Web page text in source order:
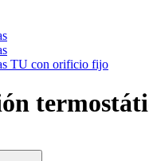
TU con orificio fijo